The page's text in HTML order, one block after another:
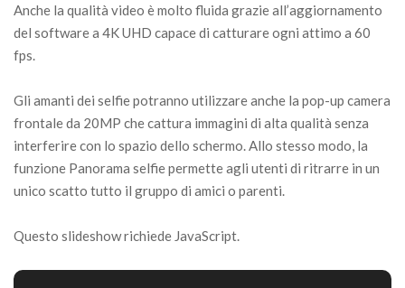
Anche la qualità video è molto fluida grazie all’aggiornamento
del software a 4K UHD capace di catturare ogni attimo a 60
fps.
Gli amanti dei selfie potranno utilizzare anche la pop-up camera
frontale da 20MP che cattura immagini di alta qualità senza
interferire con lo spazio dello schermo. Allo stesso modo, la
funzione Panorama selfie permette agli utenti di ritrarre in un
unico scatto tutto il gruppo di amici o parenti.
Questo slideshow richiede JavaScript.